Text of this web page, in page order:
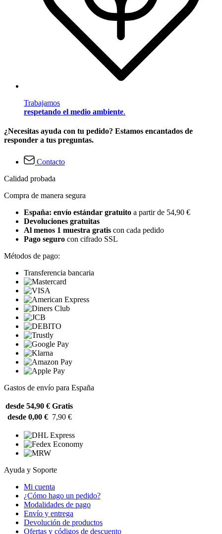
Trabajamos
respetando el medio ambiente.
¿Necesitas ayuda con tu pedido? Estamos encantados de
responder a tus preguntas.
Contacto
Calidad probada
Compra de manera segura
España: envío estándar gratuito a partir de 54,90 €
Devoluciones gratuitas
Al menos 1 muestra gratis con cada pedido
Pago seguro con cifrado SSL
Métodos de pago:
Transferencia bancaria
Gastos de envío para España
desde 54,90 € Gratis
desde 0,00 € 7,90 €
Ayuda y Soporte
Mi cuenta
¿Cómo hago un pedido?
Modalidades de pago
Envío y entrega
Devolución de productos
Ofertas y códigos de descuento